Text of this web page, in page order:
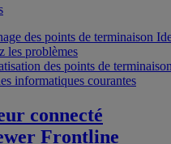
des points de terminaison
les problèmes
des points de terminaison
informatiques courantes
connecté
Frontline